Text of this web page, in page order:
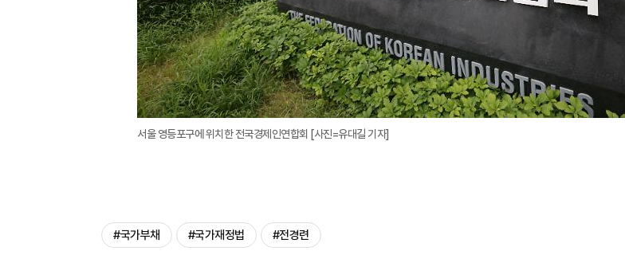
서울 영등포구에 위치한 전국경제인연합회 [사진=유대길 기자]
#국가부채 #국가재정법 #전경련